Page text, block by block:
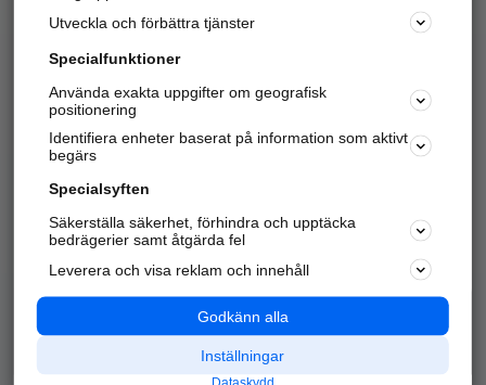
Marknadsför företaget
Kom igång och annonsera mot
samarbetspartners nära dig.
Alla kategorier
Populära sökningar
API & Kartor
Annonsera
Integritet
Nödnummer
Utveckla och förbättra tjänster
Specialfunktioner
Använda exakta uppgifter om geografisk
positionering
Identifiera enheter baserat på information som aktivt
begärs
Specialsyften
Säkerställa säkerhet, förhindra och upptäcka
bedrägerier samt åtgärda fel
Leverera och visa reklam och innehåll
Godkänn alla
Inställningar
Dataskydd